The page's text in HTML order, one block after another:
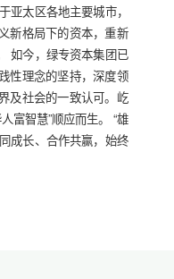
亚太区各地主要城市，
新格局下的资本，重新
如今，绿专资本集团已
性理念的坚持，深度领
及社会的一致认可。屹
富智慧”顺应而生。 “雄
成长、合作共赢，始终